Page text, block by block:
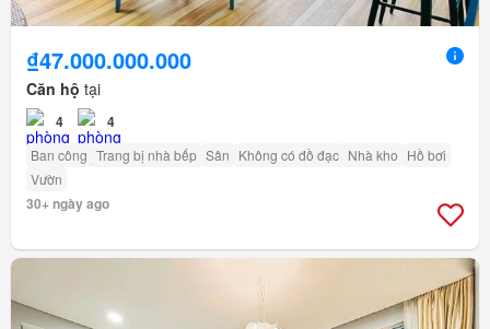
₫47.000.000.000
Căn hộ tại
4 4
Ban công Trang bị nhà bếp Sân Không có đồ đạc Nhà kho Hồ bơi
Vườn
30+ ngày ago